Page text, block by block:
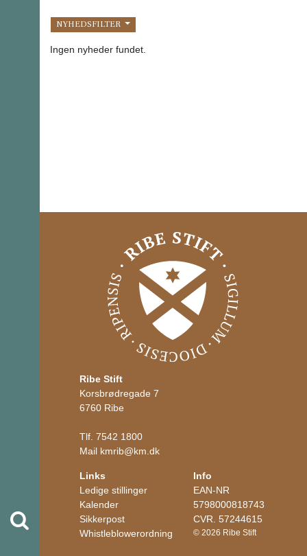
NYHEDSFILTER
Ingen nyheder fundet.
Ribe Stift
Korsbrødregade 7
6760 Ribe
Tlf.7542 1800
Mail kmrib@km.dk
Links
Ledige stillinger
Kalender
Sikkerpost
Whistleblowerordning
Info
EAN-NR
5798000818743
CVR. 57244615
© 2026 Ribe Stift